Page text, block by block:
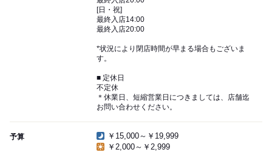
[日・祝]
最終入店14:00
最終入店20:00
*状況により閉店時間が早まる場合もございま
す。
■ 定休日
不定休
＊休業日、短縮営業日につきましては、店舗迄
お問い合わせください。
予算
￥15,000～￥19,999
￥2,000～￥2,999